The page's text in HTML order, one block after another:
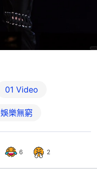
01 Video
娛樂無窮
6 2